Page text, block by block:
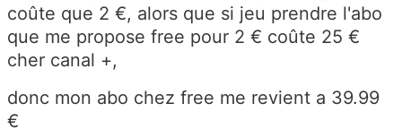
coûte que 2 €, alors que si jeu prendre l'abo
que me propose free pour 2 € coûte 25 €
cher canal +,
donc mon abo chez free me revient a 39.99
€